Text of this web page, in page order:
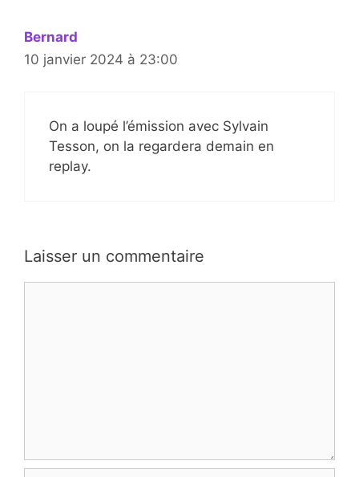
Bernard
10 janvier 2024 à 23:00
On a loupé l’émission avec Sylvain
Tesson, on la regardera demain en
replay.
Laisser un commentaire